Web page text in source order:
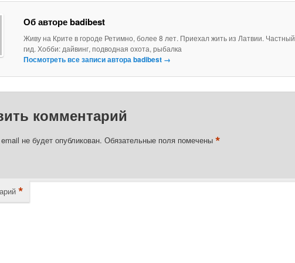
Об авторе badibest
Живу на Крите в городе Ретимно, более 8 лет. Приехал жить из Латвии. Частный
гид. Хобби: дайвинг, подводная охота, рыбалка
Посмотреть все записи автора badibest →
комментарий
не будет опубликован. Обязательные поля помечены *
*